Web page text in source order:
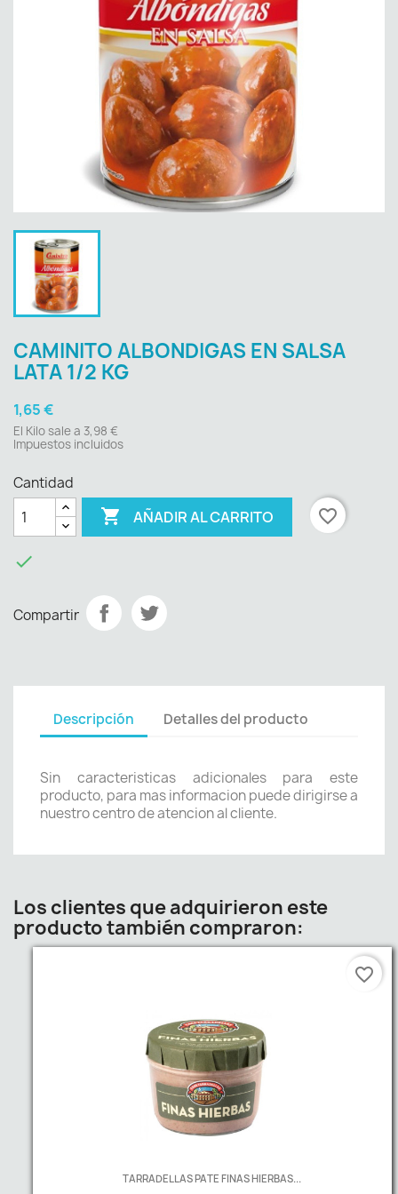
CAMINITO ALBONDIGAS EN SALSA
LATA 1/2 KG
1,65 €
El Kilo sale a 3,98 €
Impuestos incluidos
Cantidad
 AÑADIR AL CARRITO favorite_border

Compartir
Descripción Detalles del producto
Sin caracteristicas adicionales para este
producto, para mas informacion puede dirigirse a
nuestro centro de atencion al cliente.
Los clientes que adquirieron este
producto también compraron:
TARRADELLAS PATE FINAS HIERBAS...
favorite_border